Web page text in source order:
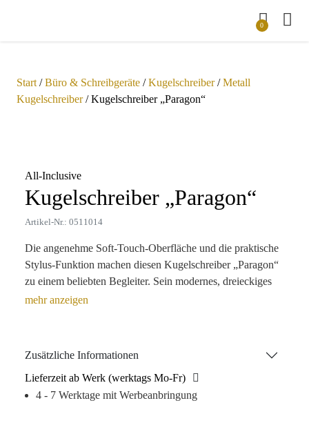
0
Start /Büro & Schreibgeräte /Kugelschreiber/Metall
Kugelschreiber/ Kugelschreiber „Paragon“
All-Inclusive
Kugelschreiber „Paragon“
Artikel-Nr.: 0511014
Die angenehme Soft-Touch-Oberfläche und die praktische
Stylus-Funktion machen diesen Kugelschreiber „Paragon“
zu einem beliebten Begleiter. Sein modernes, dreieckiges
Design in Kombination mit Ihrer individuell gravierten
Zusätzliche Informationen
Lieferzeit ab Werk (werktags Mo-Fr)
4 - 7 Werktage mit Werbeanbringung